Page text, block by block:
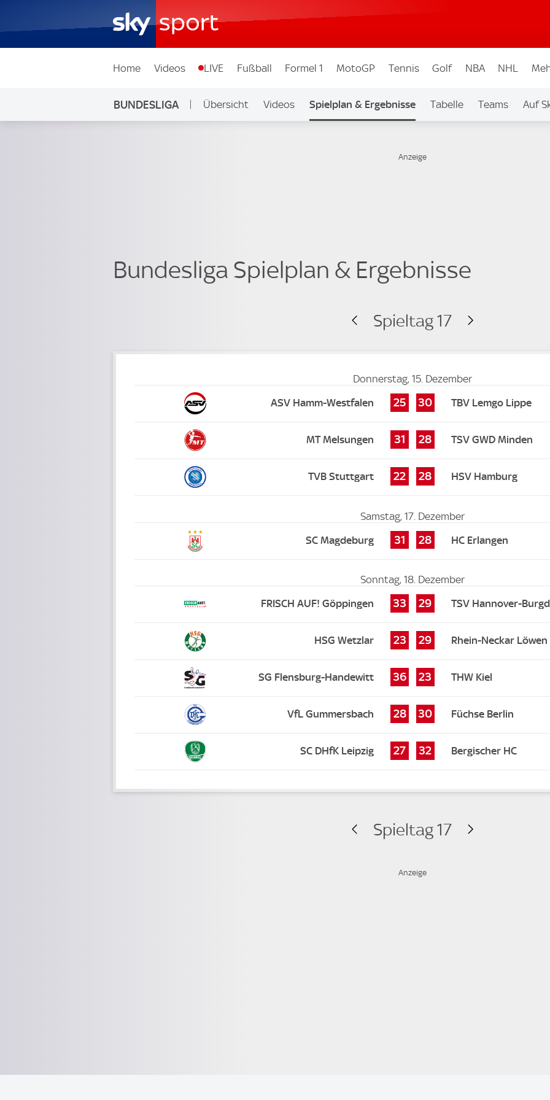
Home Videos LIVE Fußball Formel 1 MotoGP Tennis Golf NBA NHL
BUNDESLIGA Übersicht Videos Spielplan & Ergebnisse Tabelle Teams Auf
Bundesliga Spielplan & Ergebnisse
Spieltag 17
Donnerstag, 15. Dezember
ASV Hamm-Westfalen
25 30 TBV Lemgo Lippe
MT Melsungen 31 28 TSV GWD Minden
TVB Stuttgart 22 28 HSV Hamburg
Samstag, 17. Dezember
SC Magdeburg
31 28 HC Erlangen
Sonntag, 18. Dezember
FRISCH AUF! Göppingen
33 29 TSV Hannover-
HSG Wetzlar 23 29 Rhein-Neckar Löwen
SG Flensburg-Handewitt 36 23 THW Kiel
VfL Gummersbach 28 30 Füchse Berlin
SC DHfK Leipzig 27 32 Bergischer HC
Spieltag 17